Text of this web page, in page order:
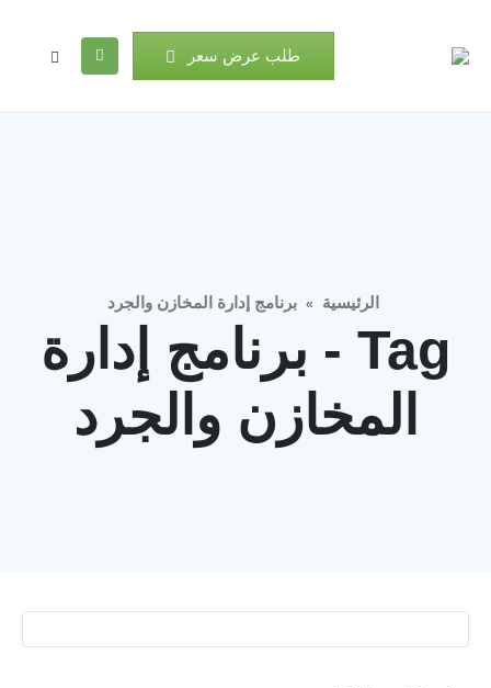
طلب عرض سعر
الرئيسية » برنامج إدارة المخازن والجرد
Tag - برنامج إدارة
المخازن والجرد